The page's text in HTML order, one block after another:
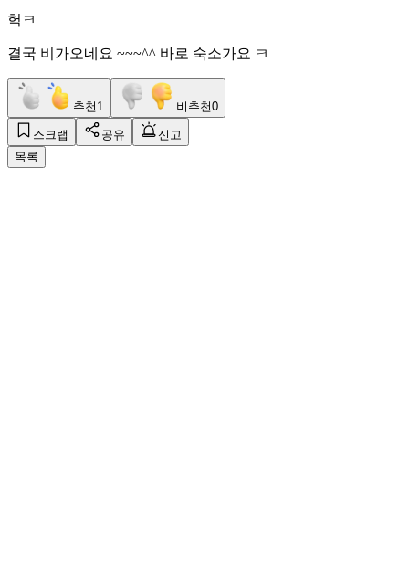
헉ㅋ
결국 비가오네요 ~~~^^ 바로 숙소가요 ㅋ
추천 1 비추천0
스크랩 공유
신고
목록